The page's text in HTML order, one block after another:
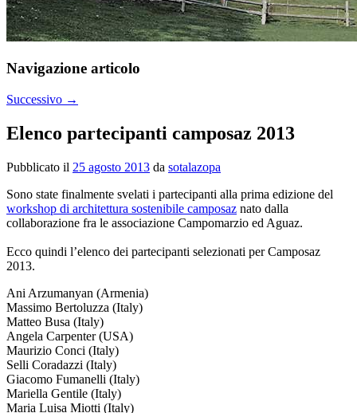
Navigazione articolo
Successivo →
Elenco partecipanti camposaz 2013
Pubblicato il 25 agosto 2013 da sotalazopa
Sono state finalmente svelati i partecipanti alla prima edizione del
workshop di architettura sostenibile camposaz nato dalla
collaborazione fra le associazione Campomarzio ed Aguaz.
Ecco quindi l’elenco dei partecipanti selezionati per Camposaz
2013.
Ani Arzumanyan (Armenia)
Massimo Bertoluzza (Italy)
Matteo Busa (Italy)
Angela Carpenter (USA)
Maurizio Conci (Italy)
Selli Coradazzi (Italy)
Giacomo Fumanelli (Italy)
Mariella Gentile (Italy)
Maria Luisa Miotti (Italy)